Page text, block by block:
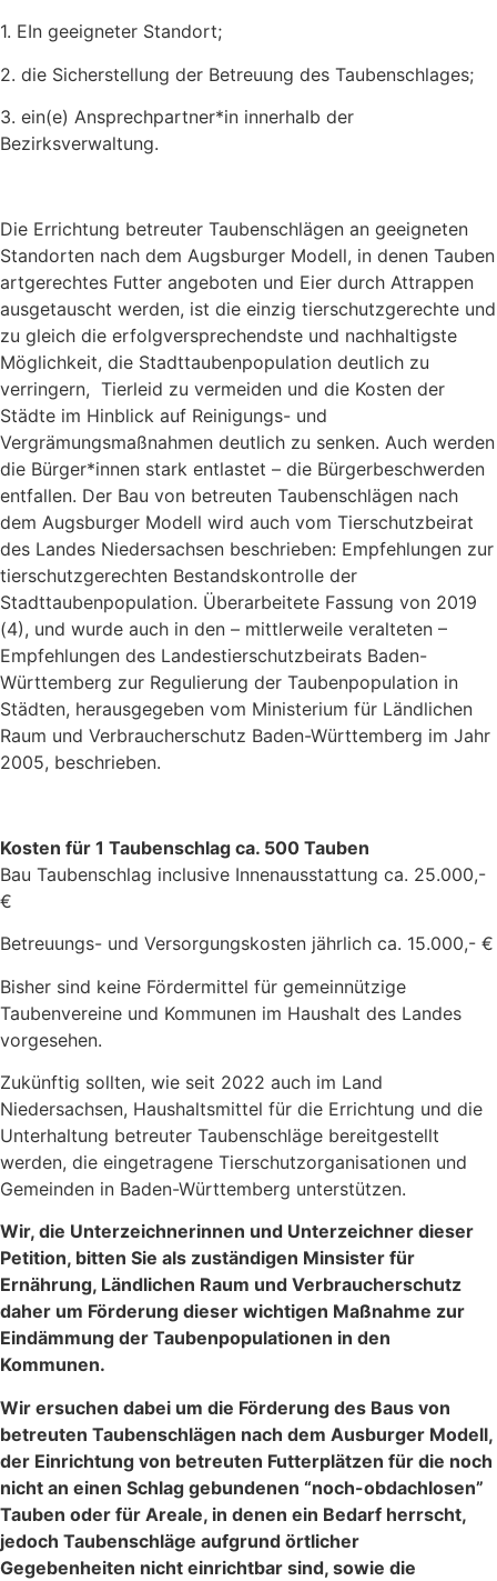
1. EIn geeigneter Standort;
2. die Sicherstellung der Betreuung des Taubenschlages;
3. ein(e) Ansprechpartner*in innerhalb der
Bezirksverwaltung.
Die Errichtung betreuter Taubenschlägen an geeigneten
Standorten nach dem Augsburger Modell, in denen Tauben
artgerechtes Futter angeboten und Eier durch Attrappen
ausgetauscht werden, ist die einzig tierschutzgerechte und
zu gleich die erfolgversprechendste und nachhaltigste
Möglichkeit, die Stadttaubenpopulation deutlich zu
verringern, Tierleid zu vermeiden und die Kosten der
Städte im Hinblick auf Reinigungs- und
Vergrämungsmaßnahmen deutlich zu senken. Auch werden
die Bürger*innen stark entlastet – die Bürgerbeschwerden
entfallen. Der Bau von betreuten Taubenschlägen nach
dem Augsburger Modell wird auch vom Tierschutzbeirat
des Landes Niedersachsen beschrieben: Empfehlungen zur
tierschutzgerechten Bestandskontrolle der
Stadttaubenpopulation. Überarbeitete Fassung von 2019
(4), und wurde auch in den – mittlerweile veralteten –
Empfehlungen des Landestierschutzbeirats Baden-
Württemberg zur Regulierung der Taubenpopulation in
Städten, herausgegeben vom Ministerium für Ländlichen
Raum und Verbraucherschutz Baden-Württemberg im Jahr
2005, beschrieben.
Kosten für 1 Taubenschlag ca. 500 Tauben
Bau Taubenschlag inclusive Innenausstattung ca. 25.000,-
€
Betreuungs- und Versorgungskosten jährlich ca. 15.000,- €
Bisher sind keine Fördermittel für gemeinnützige
Taubenvereine und Kommunen im Haushalt des Landes
vorgesehen.
Zukünftig sollten, wie seit 2022 auch im Land
Niedersachsen, Haushaltsmittel für die Errichtung und die
Unterhaltung betreuter Taubenschläge bereitgestellt
werden, die eingetragene Tierschutzorganisationen und
Gemeinden in Baden-Württemberg unterstützen.
Wir, die Unterzeichnerinnen und Unterzeichner dieser
Petition, bitten Sie als zuständigen Minsister für
Ernährung, Ländlichen Raum und Verbraucherschutz
daher um Förderung dieser wichtigen Maßnahme zur
Eindämmung der Taubenpopulationen in den
Kommunen.
Wir ersuchen dabei um die Förderung des Baus von
betreuten Taubenschlägen nach dem Ausburger Modell,
der Einrichtung von betreuten Futterplätzen für die noch
nicht an einen Schlag gebundenen “noch-obdachlosen”
Tauben oder für Areale, in denen ein Bedarf herrscht,
jedoch Taubenschläge aufgrund örtlicher
Gegebenheiten nicht einrichtbar sind, sowie die